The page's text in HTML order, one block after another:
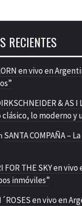
RECIENTES
en vivo en
& AS I
clásico, lo moderno y
SANTA COMPAÑA –
FOR THE SKY en
inmóviles”
en vivo en